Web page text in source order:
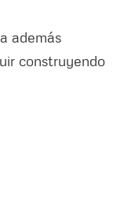
además
construyendo